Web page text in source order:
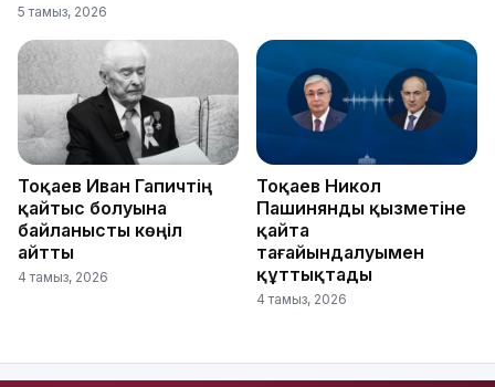
5 тамыз, 2026
Тоқаев Иван Гапичтің
қайтыс болуына
байланысты көңіл
айтты
4 тамыз, 2026
Тоқаев Никол
Пашинянды қызметіне
қайта
тағайындалуымен
құттықтады
4 тамыз, 2026